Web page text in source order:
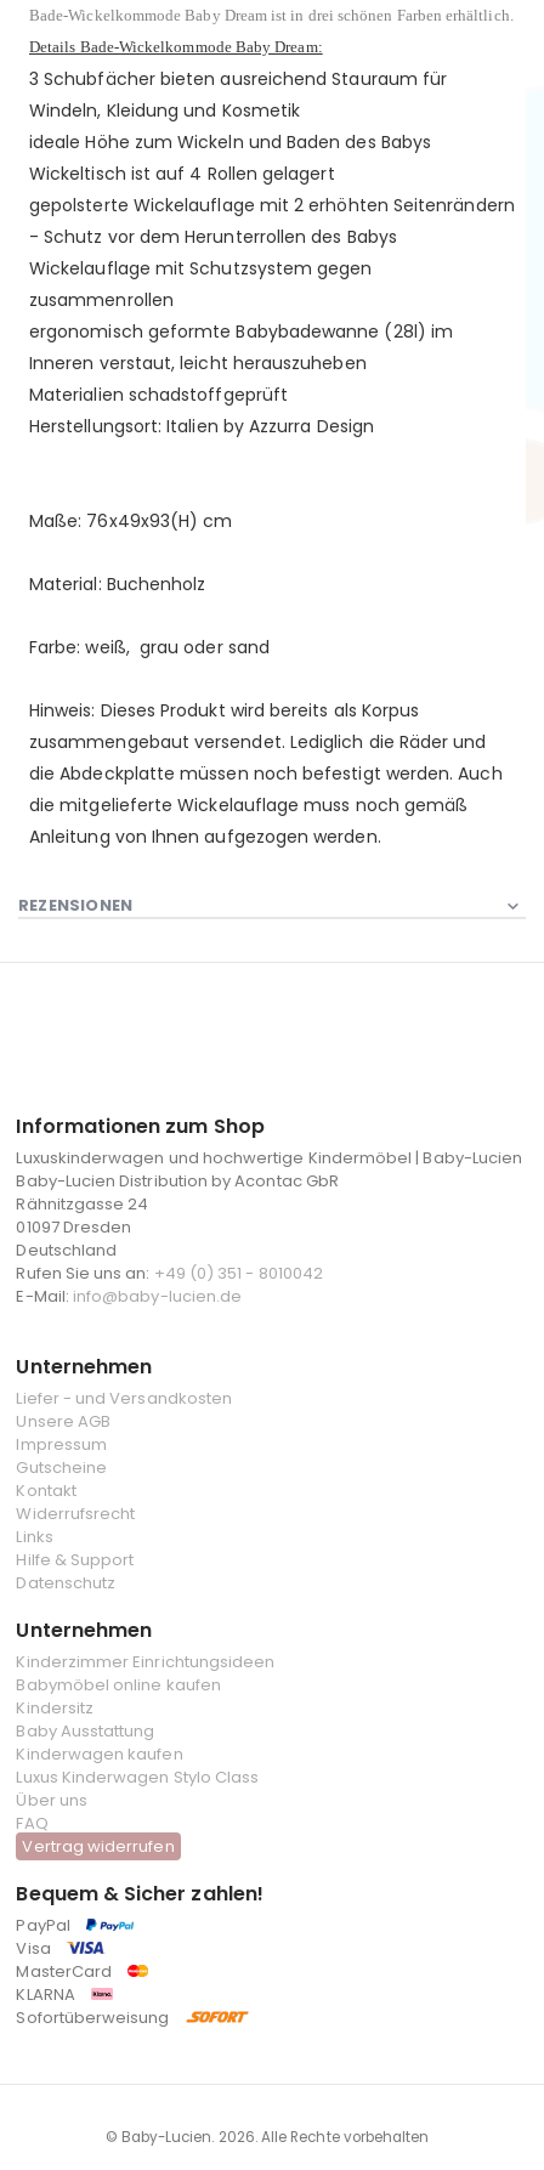
Bade-Wickelkommode Baby Dream ist in drei schönen Farben erhältlich.
Details Bade-Wickelkommode Baby Dream:
3 Schubfächer bieten ausreichend Stauraum für
Windeln, Kleidung und Kosmetik
ideale Höhe zum Wickeln und Baden des Babys
Wickeltisch ist auf 4 Rollen gelagert
gepolsterte Wickelauflage mit 2 erhöhten Seitenrändern
- Schutz vor dem Herunterrollen des Babys
Wickelauflage mit Schutzsystem gegen
zusammenrollen
ergonomisch geformte Babybadewanne (28l) im
Inneren verstaut, leicht herauszuheben
Materialien schadstoffgeprüft
Herstellungsort: Italien by Azzurra Design
Maße: 76x49x93(H) cm
Material: Buchenholz
Farbe: weiß, grau oder sand
Hinweis: Dieses Produkt wird bereits als Korpus
zusammengebaut versendet. Lediglich die Räder und
die Abdeckplatte müssen noch befestigt werden. Auch
die mitgelieferte Wickelauflage muss noch gemäß
Anleitung von Ihnen aufgezogen werden.
REZENSIONEN
Informationen zum Shop
Luxuskinderwagen und hochwertige Kindermöbel | Baby-Lucien
Baby-Lucien Distribution by Acontac GbR
Rähnitzgasse 24
01097 Dresden
Deutschland
Rufen Sie uns an: +49 (0) 351 - 8010042
E-Mail: info@baby-lucien.de
Unternehmen
Liefer - und Versandkosten
Unsere AGB
Impressum
Gutscheine
Kontakt
Widerrufsrecht
Links
Hilfe & Support
Datenschutz
Unternehmen
Kinderzimmer Einrichtungsideen
Babymöbel online kaufen
Kindersitz
Baby Ausstattung
Kinderwagen kaufen
Luxus Kinderwagen Stylo Class
Über uns
FAQ
Vertrag widerrufen
Bequem & Sicher zahlen!
PayPal
Visa
MasterCard
KLARNA
Sofortüberweisung
© Baby-Lucien. 2026. Alle Rechte vorbehalten